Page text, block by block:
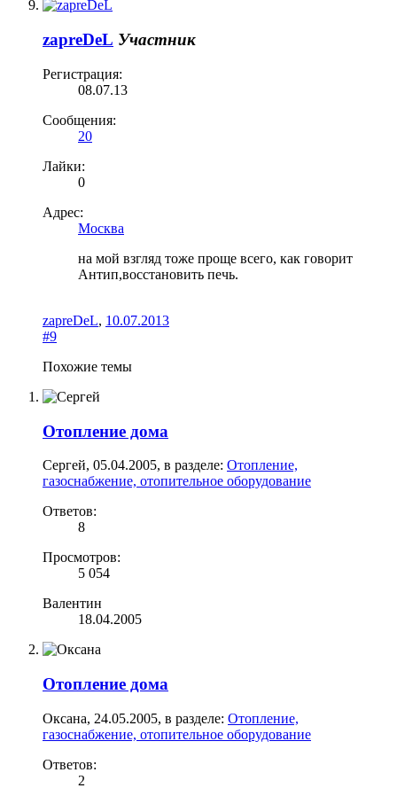
zapreDeL Участник
Регистрация:
08.07.13
Сообщения:
20
Лайки:
0
Адрес:
Москва
на мой взгляд тоже проще всего, как говорит
Антип,восстановить печь.
zapreDeL, 10.07.2013
#9
Похожие темы
Отопление дома
Сергей, 05.04.2005, в разделе: Отопление,
газоснабжение, отопительное оборудование
Ответов:
8
Просмотров:
5 054
Валентин
18.04.2005
Отопление дома
Оксана, 24.05.2005, в разделе: Отопление,
газоснабжение, отопительное оборудование
Ответов:
2